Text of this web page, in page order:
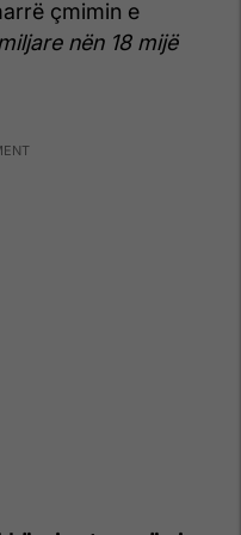
çmimin e
nën 18 mijë